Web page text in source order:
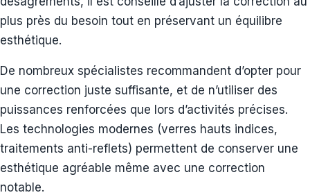
plus près du besoin tout en préservant un équilibre
esthétique.
De nombreux spécialistes recommandent d’opter pour
une correction juste suffisante, et de n’utiliser des
puissances renforcées que lors d’activités précises.
Les technologies modernes (verres hauts indices,
traitements anti-reflets) permettent de conserver une
esthétique agréable même avec une correction
notable.